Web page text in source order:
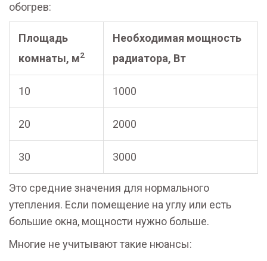
обогрев:
Площадь
комнаты, м2
Необходимая мощность
радиатора, Вт
10 1000
20 2000
30 3000
Это средние значения для нормального
утепления. Если помещение на углу или есть
большие окна, мощности нужно больше.
Многие не учитывают такие нюансы: